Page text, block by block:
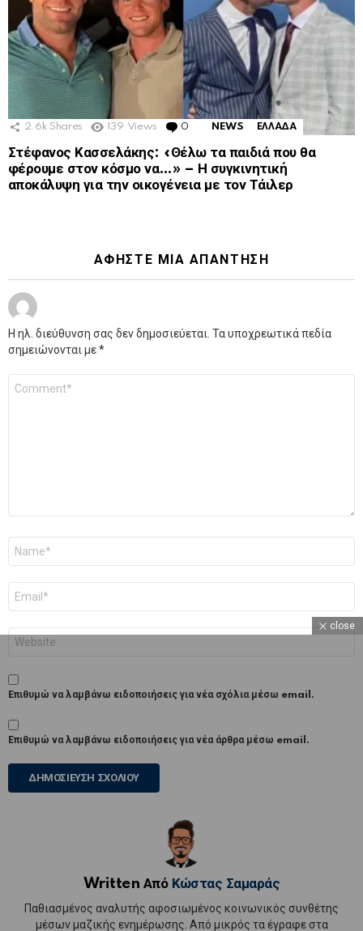
2.6k Shares 139 Views 0 Comments
NEWS ΕΛΛΑΔΑ
Στέφανος Κασσελάκης: «Θέλω τα παιδιά που θα
φέρουμε στον κόσμο να…» – Η συγκινητική
αποκάλυψη για την οικογένεια με τον Τάιλερ
ΑΦΉΣΤΕ ΜΙΑ ΑΠΆΝΤΗΣΗ
Η ηλ. διεύθυνση σας δεν δημοσιεύεται. Τα υποχρεωτικά πεδία
σημειώνονται με*
Ιστότοπος
Επιθυμώ να λαμβάνω ειδοποιήσεις για νέα σχόλια μέσω email.
Επιθυμώ να λαμβάνω ειδοποιήσεις για νέα άρθρα μέσω email.
Written Από Κώστας Σαμαράς
Παθιασμένος αναλυτής αφοσιωμένος κοινωνικός συνθέτης
μέσων μαζικής ενημέρωσης. Από μικρός τα έγραφε στα
close